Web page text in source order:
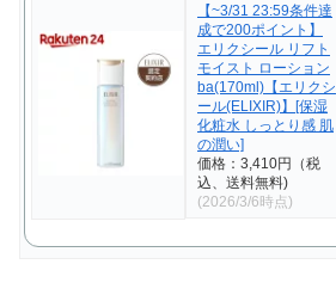
【~3/31 23:59条件達
成で200ポイント】
エリクシール リフト
モイスト ローション
ba(170ml)【エリクシ
ール(ELIXIR)】[保湿
化粧水 しっとり感 肌
の潤い]
価格：3,410円（税
込、送料無料)
(2026/3/6時点)